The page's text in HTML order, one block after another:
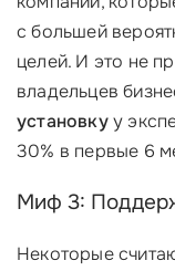
с большей
целей. И это не
владельцев
установкуу
30% в первые 6
Миф 3:
Некоторые